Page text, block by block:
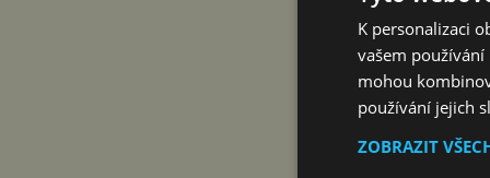
System.
HSF System
retailu,
investičního
K personalizaci
vašem
mohou
používání jejich
ZOBRAZIT